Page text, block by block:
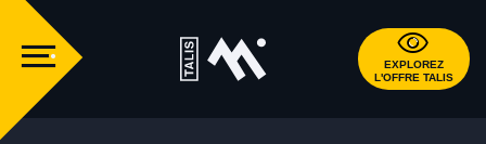
EXPLOREZ
L'OFFRE TALIS